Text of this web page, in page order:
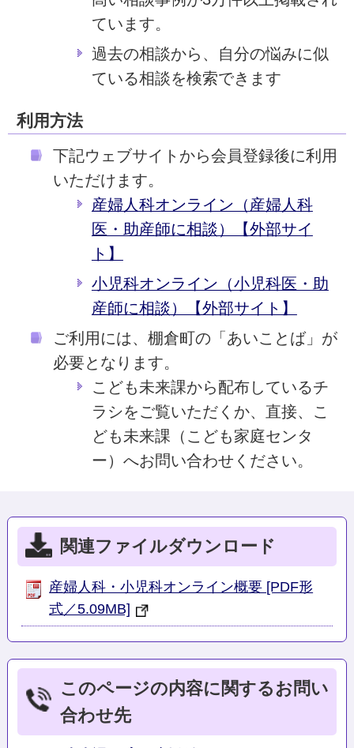
ています。
過去の相談から、自分の悩みに似
ている相談を検索できます
利用方法
下記ウェブサイトから会員登録後に利用
いただけます。
産婦人科オンライン（産婦人科
医・助産師に相談）【外部サイ
ト】
小児科オンライン（小児科医・助
産師に相談）【外部サイト】
ご利用には、棚倉町の「あいことば」が
必要となります。
こども未来課から配布しているチ
ラシをご覧いただくか、直接、こ
ども未来課（こども家庭センタ
ー）へお問い合わせください。
関連ファイルダウンロード
産婦人科・小児科オンライン概要 [PDF形
式／5.09MB]
このページの内容に関するお問い
合わせ先